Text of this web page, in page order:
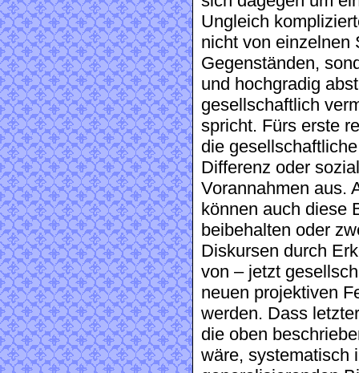
Ungleich
nicht von einzelnen
Gegenständen,
und hochgradig
gesellschaftlich
spricht. Fürs erste
die
Differenz oder
Vorannahmen aus.
können auch diese
beibehalten oder
Diskursen durch
von – jetzt
neuen projektiven
werden. Dass
die oben
wäre, systematisch